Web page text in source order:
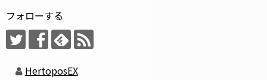
フォローする
HertoposEX